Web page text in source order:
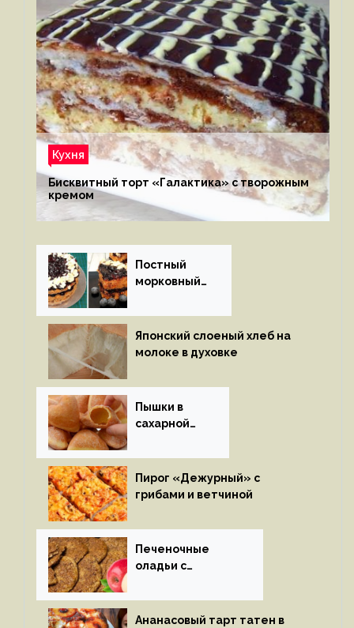
Кухня
Бисквитный торт «Галактика» с творожным
кремом
Постный
морковный
Японский слоеный хлеб на
молоке в духовке
Пышки в
сахарной
Пирог «Дежурный» с
грибами и ветчиной
Печеночные
оладьи с
Ананасовый тарт татен в